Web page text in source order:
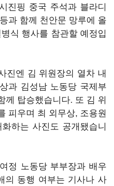
진핑 중국 주석과 블라디
과 함께 천안문 망루에 올
식 행사를 참관할 예정입
진엔 김 위원장의 열차 내
과 김성남 노동당 국제부
께 탑승했습니다. 또 김 위
피우며 최 외무상, 조용원
하는 사진도 공개됐습니
정 노동당 부부장과 배우
의 동행 여부는 기사나 사